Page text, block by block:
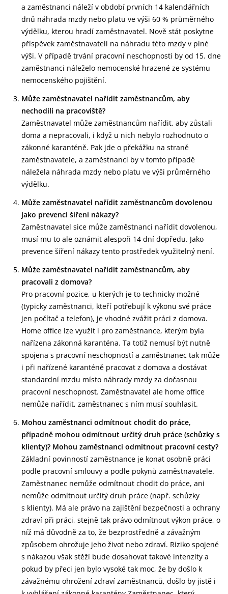
a zaměstnanci náleží v období prvních 14 kalendářních
dnů náhrada mzdy nebo platu ve výši 60 % průměrného
výdělku, kterou hradí zaměstnavatel. Nově stát poskytne
příspěvek zaměstnavateli na náhradu této mzdy v plné
výši. V případě trvání pracovní neschopnosti by od 15. dne
zaměstnanci náleželo nemocenské hrazené ze systému
nemocenského pojištění.
Může zaměstnavatel nařídit zaměstnancům, aby
nechodili na pracoviště?
Zaměstnavatel může zaměstnancům nařídit, aby zůstali
doma a nepracovali, i když u nich nebylo rozhodnuto o
zákonné karanténě. Pak jde o překážku na straně
zaměstnavatele, a zaměstnanci by v tomto případě
náležela náhrada mzdy nebo platu ve výši průměrného
výdělku.
Může zaměstnavatel nařídit zaměstnancům dovolenou
jako prevenci šíření nákazy?
Zaměstnavatel sice může zaměstnanci nařídit dovolenou,
musí mu to ale oznámit alespoň 14 dní dopředu. Jako
prevence šíření nákazy tento prostředek využitelný není.
Může zaměstnavatel nařídit zaměstnancům, aby
pracovali z domova?
Pro pracovní pozice, u kterých je to technicky možné
(typicky zaměstnanci, kteří potřebují k výkonu své práce
jen počítač a telefon), je vhodné zvážit práci z domova.
Home office lze využít i pro zaměstnance, kterým byla
nařízena zákonná karanténa. Ta totiž nemusí být nutně
spojena s pracovní neschopností a zaměstnanec tak může
i při nařízené karanténě pracovat z domova a dostávat
standardní mzdu místo náhrady mzdy za dočasnou
pracovní neschopnost. Zaměstnavatel ale home office
nemůže nařídit, zaměstnanec s ním musí souhlasit.
Mohou zaměstnanci odmítnout chodit do práce,
případně mohou odmítnout určitý druh práce (schůzky s
klienty)? Mohou zaměstnanci odmítnout pracovní cesty?
Základní povinností zaměstnance je konat osobně práci
podle pracovní smlouvy a podle pokynů zaměstnavatele.
Zaměstnanec nemůže odmítnout chodit do práce, ani
nemůže odmítnout určitý druh práce (např. schůzky
s klienty). Má ale právo na zajištění bezpečnosti a ochrany
zdraví při práci, stejně tak právo odmítnout výkon práce, o
níž má důvodně za to, že bezprostředně a závažným
způsobem ohrožuje jeho život nebo zdraví. Riziko spojené
s nákazou však stěží bude dosahovat takové intenzity a
pokud by přeci jen bylo vysoké tak moc, že by došlo k
závažnému ohrožení zdraví zaměstnanců, došlo by jistě i